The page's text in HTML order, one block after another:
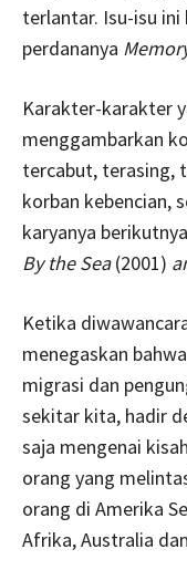
terlantar. Isu-isu
perdananya
Karakter-karakter
menggambarkan
tercabut, terasing,
korban kebencian,
karyanya
By the Sea(2001)
Ketika
menegaskan
migrasi dan
sekitar kita, hadir
saja mengenai
orang yang
orang di Amerika
Afrika, Australia